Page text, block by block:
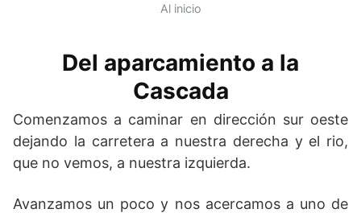
Al inicio
Del aparcamiento a la
Cascada
Comenzamos a caminar en dirección sur oeste
dejando la carretera a nuestra derecha y el rio,
que no vemos, a nuestra izquierda.
Avanzamos un poco y nos acercamos a uno de